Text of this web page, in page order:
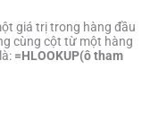
giá trị trong hàng đầu
cùng cột từ một hàng
=HLOOKUP(ô tham